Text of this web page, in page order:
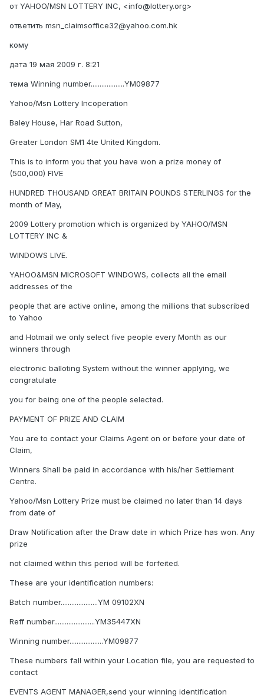
от YAHOO/MSN LOTTERY INC, <info@lottery.org>
ответить msn_claimsoffice32@yahoo.com.hk
кому
дата 19 мая 2009 г. 8:21
тема Winning number...................YM09877
Yahoo/Msn Lottery Incoperation
Baley House, Har Road Sutton,
Greater London SM1 4te United Kingdom.
This is to inform you that you have won a prize money of
(500,000) FIVE
HUNDRED THOUSAND GREAT BRITAIN POUNDS STERLINGS for the
month of May,
2009 Lottery promotion which is organized by YAHOO/MSN
LOTTERY INC &
WINDOWS LIVE.
YAHOO&MSN MICROSOFT WINDOWS, collects all the email
addresses of the
people that are active online, among the millions that subscribed
to Yahoo
and Hotmail we only select five people every Month as our
winners through
electronic balloting System without the winner applying, we
congratulate
you for being one of the people selected.
PAYMENT OF PRIZE AND CLAIM
You are to contact your Claims Agent on or before your date of
Claim,
Winners Shall be paid in accordance with his/her Settlement
Centre.
Yahoo/Msn Lottery Prize must be claimed no later than 14 days
from date of
Draw Notification after the Draw date in which Prize has won. Any
prize
not claimed within this period will be forfeited.
These are your identification numbers:
Batch number.....................YM 09102XN
Reff number.......................YM35447XN
Winning number...................YM09877
These numbers fall within your Location file, you are requested to
contact
EVENTS AGENT MANAGER,send your winning identification